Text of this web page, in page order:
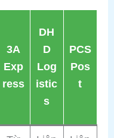
3A
Exp
ress
DH
D
Log
istic
s
PCS
Pos
t